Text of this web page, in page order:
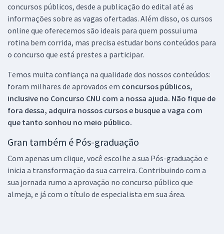
concursos públicos, desde a publicação do edital até as
informações sobre as vagas ofertadas. Além disso, os cursos
online que oferecemos são ideais para quem possui uma
rotina bem corrida, mas precisa estudar bons conteúdos para
o concurso que está prestes a participar.
Temos muita confiança na qualidade dos nossos conteúdos:
foram milhares de aprovados em concursos públicos,
inclusive no Concurso CNU com a nossa ajuda. Não fique de
fora dessa, adquira nossos cursos e busque a vaga com
que tanto sonhou no meio público.
Gran também é Pós-graduação
Com apenas um clique, você escolhe a sua Pós-graduação e
inicia a transformação da sua carreira. Contribuindo com a
sua jornada rumo a aprovação no concurso público que
almeja, e já com o título de especialista em sua área.